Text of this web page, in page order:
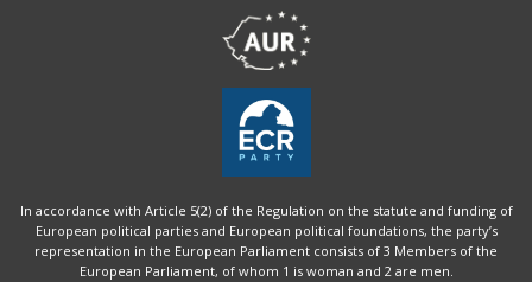
In accordance with Article 5(2) of the Regulation on the statute and funding of
European political parties and European political foundations, the party’s
representation in the European Parliament consists of 3 Members of the
European Parliament, of whom 1 is woman and 2 are men.